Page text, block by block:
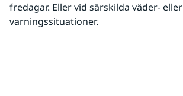
fredagar. Eller vid särskilda väder- eller
varningssituationer.